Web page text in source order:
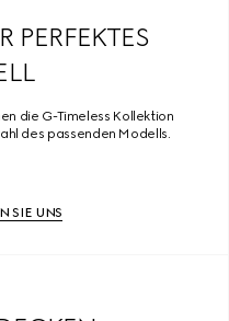
PERFEKTES
die G-Timeless Kollektion
des passenden Modells.
SIE UNS